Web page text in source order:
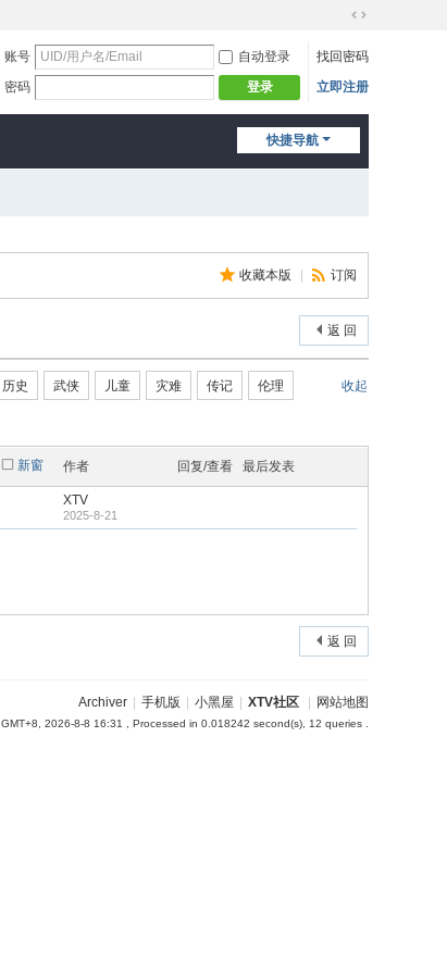
换
宽
版
账号 自动登录
找回密码
密码
登录 立即注册
快捷导航
收藏本版 订阅
返 回
收起
历史 武侠 儿童 灾难 传记 伦理
新窗 作者 回复/查看 最后发表
XTV
2025-8-21
返 回
Archiver 手机版 小黑屋 XTV社区 网站地图
GMT+8, 2026-8-8 16:31 , Processed in 0.018242 second(s), 12 queries .